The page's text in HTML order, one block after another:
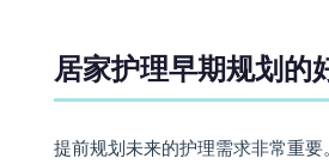
居家护理早期规划的
提前规划未来的护理需求非常重